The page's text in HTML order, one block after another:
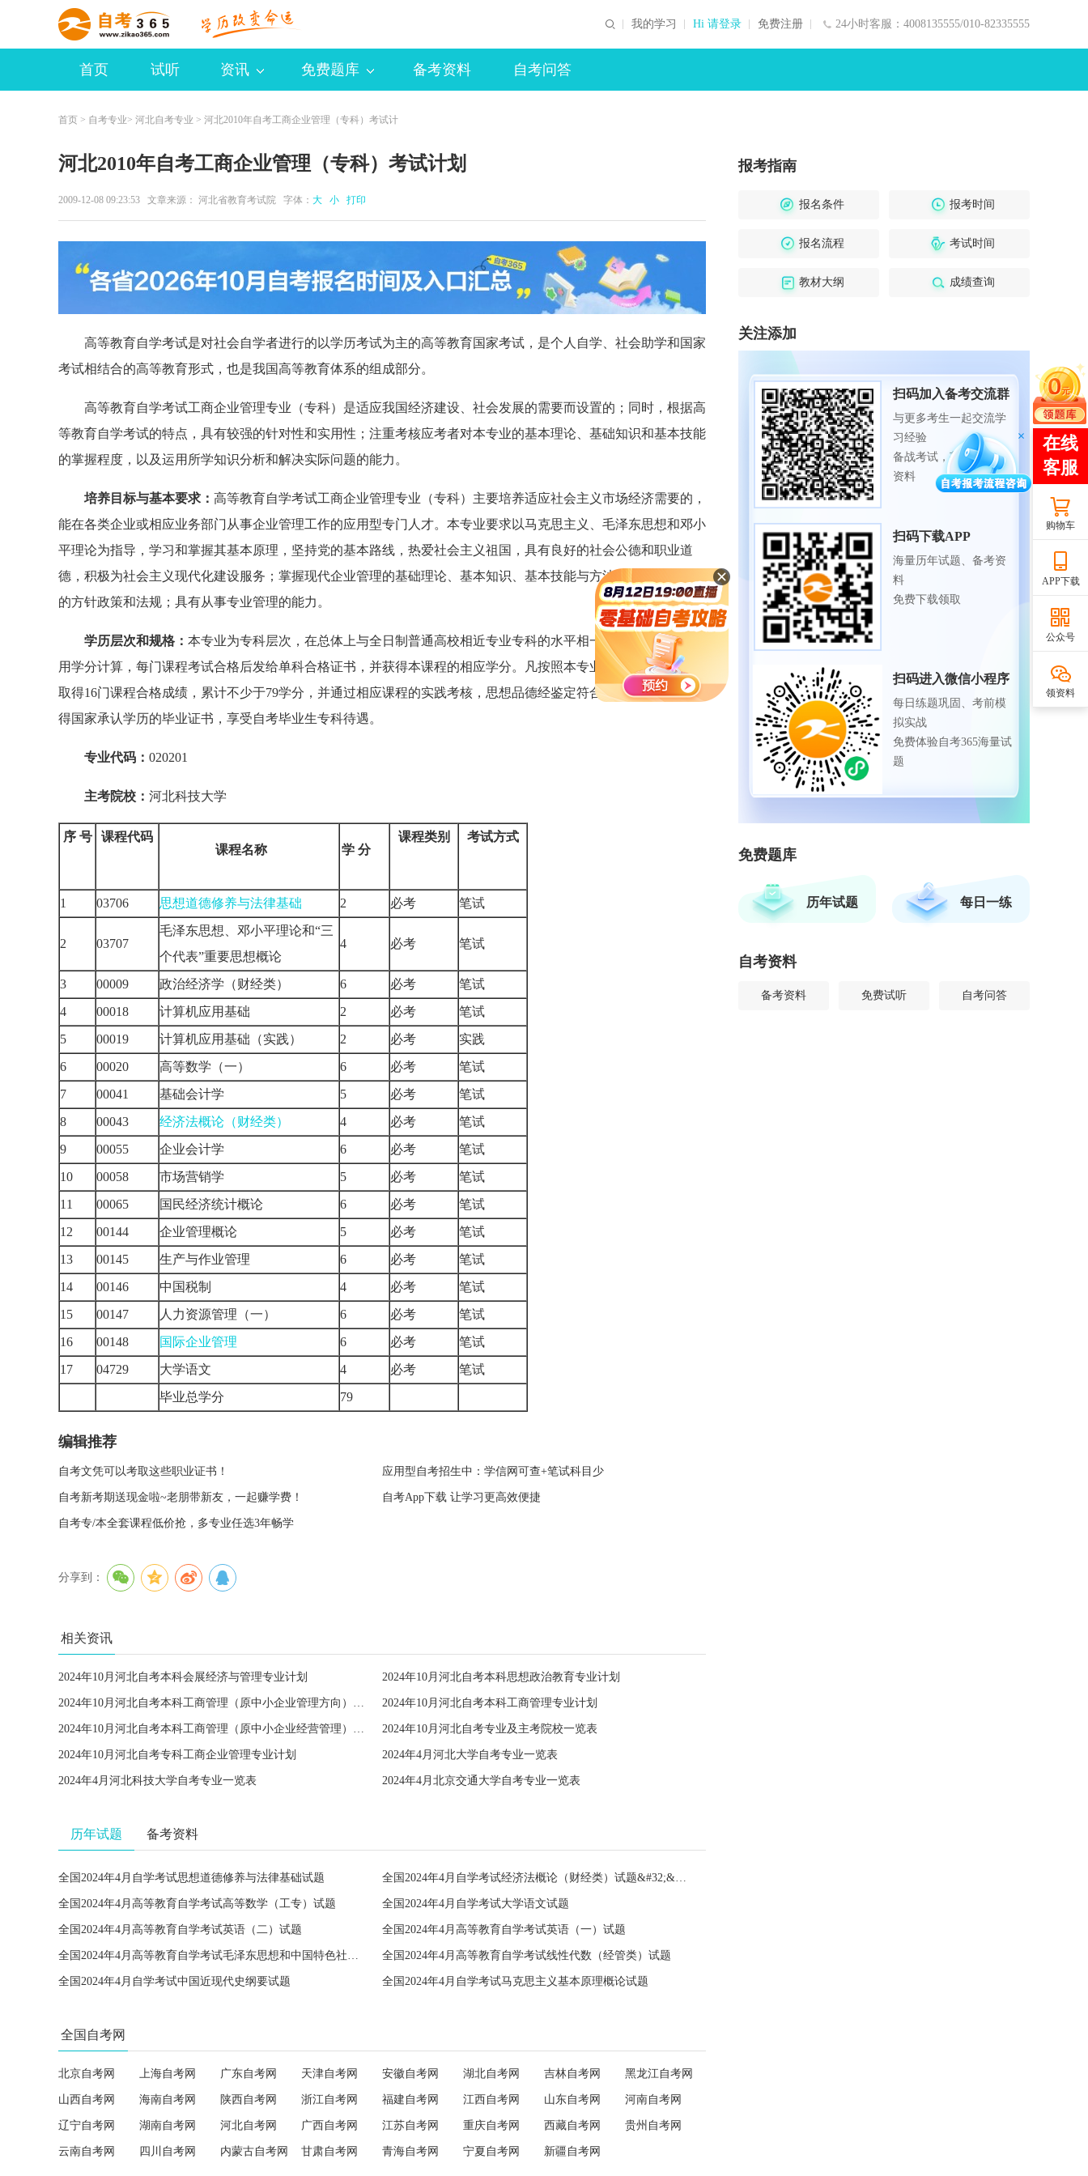
24小时客服：4008135555/010-82335555
我的学习 Hi 请登录 免费注册
首页 试听 资讯 免费题库 备考资料 自考问答
首页 > 自考专业> 河北自考专业 > 河北2010年自考工商企业管理（专科）考试计
河北2010年自考工商企业管理（专科）考试计划
2009-12-08 09:23:53 文章来源： 河北省教育考试院 字体： 大 小 打印
高等教育自学考试是对社会自学者进行的以学历考试为主的高等教育国家考试，是个人自学、社会助学和国家
考试相结合的高等教育形式，也是我国高等教育体系的组成部分。
高等教育自学考试工商企业管理专业（专科）是适应我国经济建设、社会发展的需要而设置的；同时，根据高
等教育自学考试的特点，具有较强的针对性和实用性；注重考核应考者对本专业的基本理论、基础知识和基本技能
的掌握程度，以及运用所学知识分析和解决实际问题的能力。
培养目标与基本要求： 高等教育自学考试工商企业管理专业（专科）主要培养适应社会主义市场经济需要的，
能在各类企业或相应业务部门从事企业管理工作的应用型专门人才。本专业要求以马克思主义、毛泽东思想和邓小
平理论为指导，学习和掌握其基本原理，坚持党的基本路线，热爱社会主义祖国，具有良好的社会公德和职业道
德，积极为社会主义现代化建设服务；掌握现代企业管理的基础理论、基本知识、基本技能与方法；熟悉我国有关
的方针政策和法规；具有从事专业管理的能力。
学历层次和规格： 本专业为专科层次，在总体上与全日制普通高校相近专业专科的水平相一致。所学课程均采
用学分计算，每门课程考试合格后发给单科合格证书，并获得本课程的相应学分。凡按照本专业考试计划的规定，
取得16门课程合格成绩，累计不少于79学分，并通过相应课程的实践考核，思想品德经鉴定符合要求的考生，可获
得国家承认学历的毕业证书，享受自考毕业生专科待遇。
专业代码： 020201
主考院校： 河北科技大学
序 号
课程代码
课程名称
学 分
课程类别 考试方式
1 03706 思想道德修养与法律基础 2 必考 笔试
2 03707
毛泽东思想、邓小平理论和“三
个代表”重要思想概论
4 必考 笔试
3 00009 政治经济学（财经类） 6 必考
笔试
4
00018 计算机应用基础 2 必考
笔试
5
00019 计算机应用基础（实践） 2 必考
实践
6
00020 高等数学（一） 6 必考
笔试
7
00041 基础会计学 5 必考
笔试
8
00043 经济法概论（财经类） 4 必考
笔试
9
00055 企业会计学 6 必考
笔试
10
00058 市场营销学 5 必考
笔试
11
00065 国民经济统计概论 6 必考
笔试
12
00144 企业管理概论 5 必考
笔试
13
00145 生产与作业管理 6 必考
笔试
14
00146 中国税制 4 必考
笔试
15
00147 人力资源管理（一） 6 必考
笔试
16
00148 国际企业管理 6 必考
笔试
17
04729 大学语文 4 必考
笔试
毕业总学分
79
编辑推荐
自考文凭可以考取这些职业证书！ 应用型自考招生中：学信网可查+笔试科目少
自考新考期送现金啦~老朋带新友，一起赚学费！ 自考App下载 让学习更高效便捷
自考专/本全套课程低价抢，多专业任选3年畅学
分享到：
相关资讯
2024年10月河北自考本科会展经济与管理专业计划 2024年10月河北自考本科思想政治教育专业计划
2024年10月河北自考本科工商管理（原中小企业管理方向）专业计划 2024年10月河北自考本科工商管理专业计划
2024年10月河北自考本科工商管理（原中小企业经营管理）专业计划 2024年10月河北自考专业及主考院校一览表
2024年10月河北自考专科工商企业管理专业计划 2024年4月河北大学自考专业一览表
2024年4月河北科技大学自考专业一览表 2024年4月北京交通大学自考专业一览表
历年试题 备考资料
全国2024年4月自学考试思想道德修养与法律基础试题 全国2024年4月自学考试经济法概论（财经类）试题&#32;&#32;
全国2024年4月高等教育自学考试高等数学（工专）试题 全国2024年4月自学考试大学语文试题
全国2024年4月高等教育自学考试英语（二）试题 全国2024年4月高等教育自学考试英语（一）试题
全国2024年4月高等教育自学考试毛泽东思想和中国特色社会主义理论体系概论试题 全国2024年4月高等教育自学考试线性代数（经管类）试题
全国2024年4月自学考试中国近现代史纲要试题 全国2024年4月自学考试马克思主义基本原理概论试题
全国自考网
北京自考网 上海自考网 广东自考网 天津自考网 安徽自考网 湖北自考网 吉林自考网 黑龙江自考网
山西自考网 海南自考网 陕西自考网 浙江自考网 福建自考网 江西自考网 山东自考网 河南自考网
辽宁自考网 湖南自考网 河北自考网 广西自考网 江苏自考网 重庆自考网 西藏自考网 贵州自考网
云南自考网 四川自考网 内蒙古自考网 甘肃自考网 青海自考网 宁夏自考网 新疆自考网
报考指南
报名条件 报考时间
报名流程 考试时间
教材大纲 成绩查询
关注添加
扫码加入备考交流群
与更多考生一起交流学
习经验
备战考试，获取试题及
资料
扫码下载APP
海量历年试题、备考资
料
免费下载领取
扫码进入微信小程序
每日练题巩固、考前模
拟实战
免费体验自考365海量试
题
免费题库
历年试题 每日一练
自考资料
备考资料 免费试听 自考问答
购物车
APP下载
公众号
领资料